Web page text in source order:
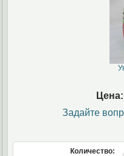
Цена:
Задайте
Количество: